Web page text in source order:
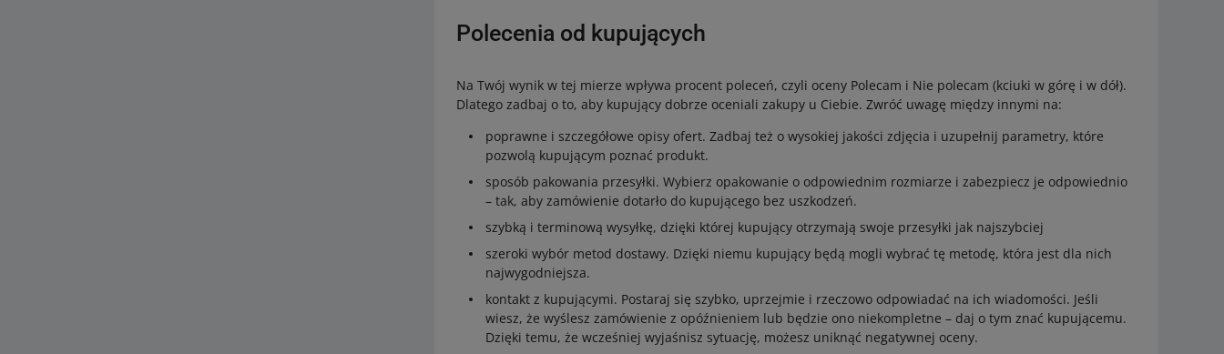
Polecenia od kupujących
Na Twój wynik w tej mierze wpływa procent poleceń, czyli oceny Polecam i Nie polecam (kciuki w górę i w dół).
Dlatego zadbaj o to, aby kupujący dobrze oceniali zakupy u Ciebie. Zwróć uwagę między innymi na:
poprawne i szczegółowe opisy ofert. Zadbaj też o wysokiej jakości zdjęcia i uzupełnij parametry, które
pozwolą kupującym poznać produkt.
sposób pakowania przesyłki. Wybierz opakowanie o odpowiednim rozmiarze i zabezpiecz je odpowiednio
– tak, aby zamówienie dotarło do kupującego bez uszkodzeń.
szybką i terminową wysyłkę, dzięki której kupujący otrzymają swoje przesyłki jak najszybciej
szeroki wybór metod dostawy. Dzięki niemu kupujący będą mogli wybrać tę metodę, która jest dla nich
najwygodniejsza.
kontakt z kupującymi. Postaraj się szybko, uprzejmie i rzeczowo odpowiadać na ich wiadomości. Jeśli
wiesz, że wyślesz zamówienie z opóźnieniem lub będzie ono niekompletne – daj o tym znać kupującemu.
Dzięki temu, że wcześniej wyjaśnisz sytuację, możesz uniknąć negatywnej oceny.